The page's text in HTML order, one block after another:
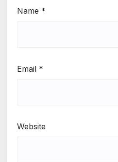
Name *
Email *
Website